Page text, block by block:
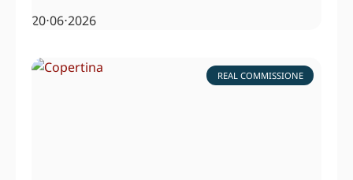
20⋅06⋅2026
REAL COMMISSIONE